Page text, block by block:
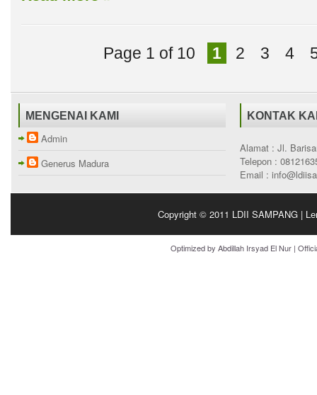
Page 1 of 10 1 2 3 4
MENGENAI KAMI
Admin
Generus Madura
KONTAK
Alamat : Jl.
Telepon :
Email :
Copyright © 2011 LDII SAMPANG |
Optimized by Abdillah Irsyad El Nur |